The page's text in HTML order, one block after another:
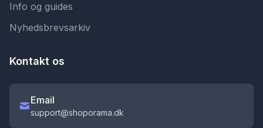
Info og guides
Nyhedsbrevsarkiv
Kontakt os
Email
support@shoporama.dk